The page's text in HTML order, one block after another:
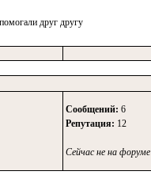
друг другу
Сообщений: 6
Репутация: 12
Сейчас не на форуме